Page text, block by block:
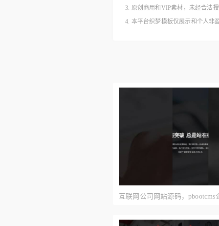
3. 原创商用和VIP素材，未经合法
4. 本平台织梦模板仅展示和个人非
互联网公司网站源码，pbootcms